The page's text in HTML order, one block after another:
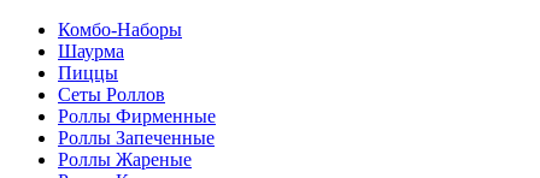
Комбо-Наборы
Шаурма
Пиццы
Сеты Роллов
Роллы Фирменные
Роллы Запеченные
Роллы Жареные